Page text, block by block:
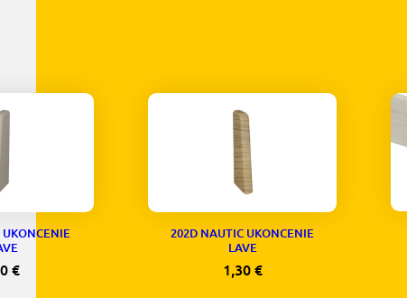
€
202D NAUTIC UKONCENIE
LAVE
1,30 €